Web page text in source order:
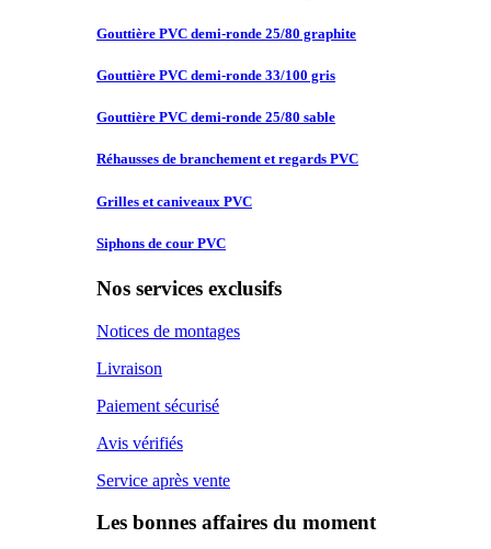
Gouttière PVC demi-ronde 25/80 graphite
Gouttière PVC demi-ronde 33/100 gris
Gouttière PVC demi-ronde 25/80 sable
Réhausses de branchement et regards PVC
Grilles et caniveaux PVC
Siphons de cour PVC
Nos services exclusifs
Notices de montages
Livraison
Paiement sécurisé
Avis vérifiés
Service après vente
Les bonnes affaires du moment